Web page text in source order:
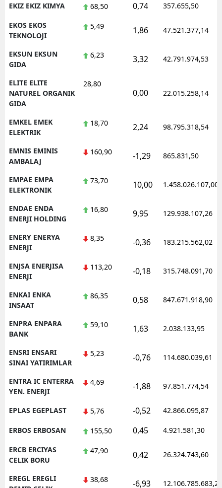
EKIZ EKIZ KIMYA 68,50 0,74 357.655,50
EKOS EKOS
TEKNOLOJI
5,49 1,86 47.521.377,14
EKSUN EKSUN
GIDA
6,23 3,32 42.791.974,53
ELITE ELITE
NATUREL ORGANIK
GIDA
28,80
0,00 22.015.258,14
EMKEL EMEK
ELEKTRIK
18,70 2,24 98.795.318,54
EMNIS EMINIS
AMBALAJ
160,90 -1,29 865.831,50
EMPAE EMPA
ELEKTRONIK
73,70 10,00 1.458.026.107,00
ENDAE ENDA
ENERJI HOLDING
16,80 9,95 129.938.107,26
ENERY ENERYA
ENERJI
8,35 -0,36 183.215.562,02
ENJSA ENERJISA
ENERJI
113,20 -0,18 315.748.091,70
ENKAI ENKA
INSAAT
86,35 0,58 847.671.918,90
ENPRA ENPARA
BANK
59,10 1,63 2.038.133,95
ENSRI ENSARI
SINAI YATIRIMLAR
5,23 -0,76 114.680.039,61
ENTRA IC ENTERRA
YEN. ENERJI
4,69 -1,88 97.851.774,54
EPLAS EGEPLAST 5,76 -0,52 42.866.095,87
ERBOS ERBOSAN 155,50 0,45 4.921.581,30
ERCB ERCIYAS
CELIK BORU
47,90 0,42 26.324.743,60
EREGL EREGLI
38,68 -6,93 12.106.785.683,20